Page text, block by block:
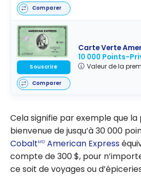
Comparer
Carte Verte
10 000 Points-
Valeur de la
Souscrire
Comparer
Cela signifie par exemple que
bienvenue de jusqu’à 30 000
CobaltMD American Express
compte de 300 $, pour
ce soit de voyages ou